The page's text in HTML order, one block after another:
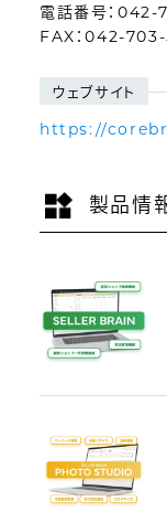
電話番号：
FAX：042-
ウェブサイト
https://
製品情